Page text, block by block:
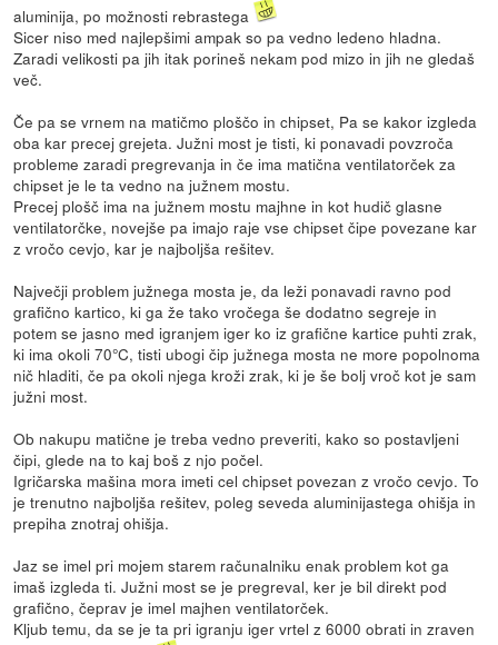
aluminija, po možnosti rebrastega
Sicer niso med najlepšimi ampak so pa vedno ledeno hladna.
Zaradi velikosti pa jih itak porineš nekam pod mizo in jih ne gledaš
več.
Če pa se vrnem na matičmo ploščo in chipset, Pa se kakor izgleda
oba kar precej grejeta. Južni most je tisti, ki ponavadi povzroča
probleme zaradi pregrevanja in če ima matična ventilatorček za
chipset je le ta vedno na južnem mostu.
Precej plošč ima na južnem mostu majhne in kot hudič glasne
ventilatorčke, novejše pa imajo raje vse chipset čipe povezane kar
z vročo cevjo, kar je najboljša rešitev.
Največji problem južnega mosta je, da leži ponavadi ravno pod
grafično kartico, ki ga že tako vročega še dodatno segreje in
potem se jasno med igranjem iger ko iz grafične kartice puhti zrak,
ki ima okoli 70°C, tisti ubogi čip južnega mosta ne more popolnoma
nič hladiti, če pa okoli njega kroži zrak, ki je še bolj vroč kot je sam
južni most.
Ob nakupu matične je treba vedno preveriti, kako so postavljeni
čipi, glede na to kaj boš z njo počel.
Igričarska mašina mora imeti cel chipset povezan z vročo cevjo. To
je trenutno najboljša rešitev, poleg seveda aluminijastega ohišja in
prepiha znotraj ohišja.
Jaz se imel pri mojem starem računalniku enak problem kot ga
imaš izgleda ti. Južni most se je pregreval, ker je bil direkt pod
grafično, čeprav je imel majhen ventilatorček.
Kljub temu, da se je ta pri igranju iger vrtel z 6000 obrati in zraven